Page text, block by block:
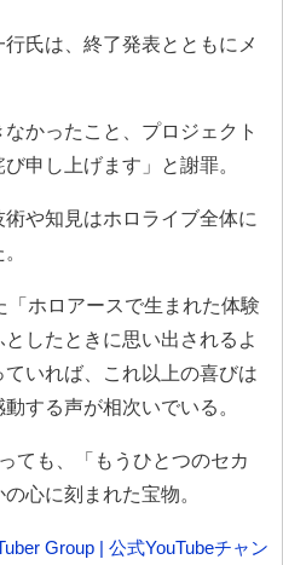
氏は、終了発表とともにメ
かったこと、プロジェクト
申し上げます」と謝罪。
や知見はホロライブ全体に
ホロアースで生まれた体験
したときに思い出されるよ
いれば、これ以上の喜びは
する声が相次いでいる。
ても、「もうひとつのセカ
心に刻まれた宝物。
Group | 公式YouTubeチャン